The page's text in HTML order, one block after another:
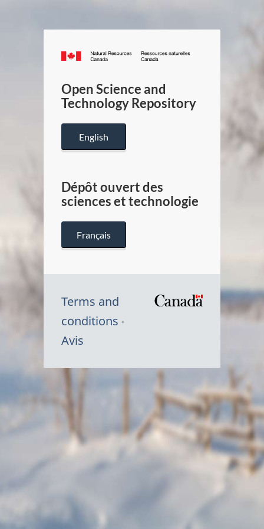
Canada.ca
/
Canada
Open Science and
Technology Repository
English
Dépôt ouvert des
sciences et technologie
Français
Terms and
conditions
Avis
Symbole
Canada